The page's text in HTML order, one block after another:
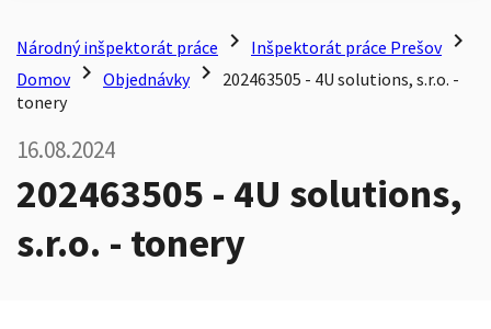
Národný inšpektorát práce chevron_right Inšpektorát práce Prešov chevron_right
Domov chevron_right Objednávky chevron_right 202463505 - 4U solutions, s.r.o. -
tonery
16.08.2024
202463505 - 4U solutions,
s.r.o. - tonery